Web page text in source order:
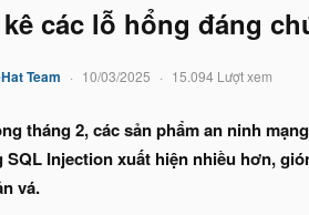
các lỗ hổng đáng
Team 10/03/2025 15.094 Lượt xem
tháng 2, các sản phẩm an ninh
SQL Injection xuất hiện nhiều hơn,
vá.